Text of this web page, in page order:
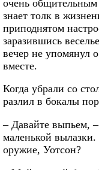
очень общительным
знает толк в
приподнятом
заразившись
вечер не упомянул
вместе.
Когда убрали со
разлил в бокалы
– Давайте выпьем,
маленькой
оружие, Уотсон?